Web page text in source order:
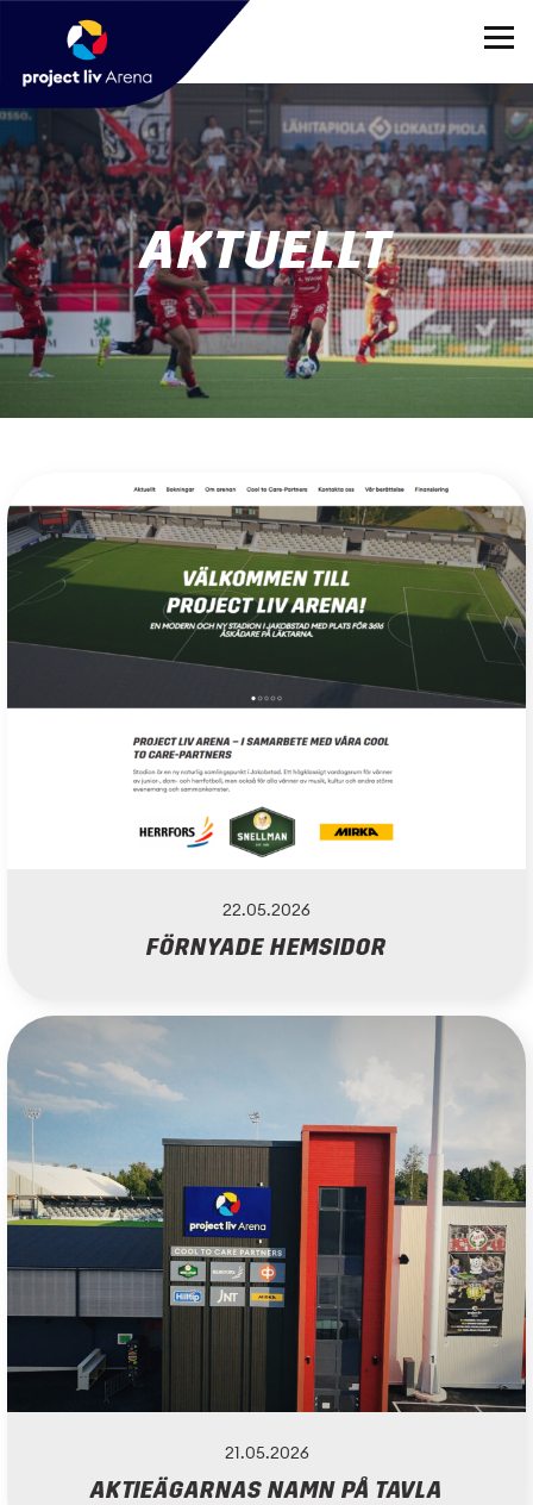
AKTUELLT
22.05.2026
FÖRNYADE HEMSIDOR
21.05.2026
AKTIEÄGARNAS NAMN PÅ TAVLA